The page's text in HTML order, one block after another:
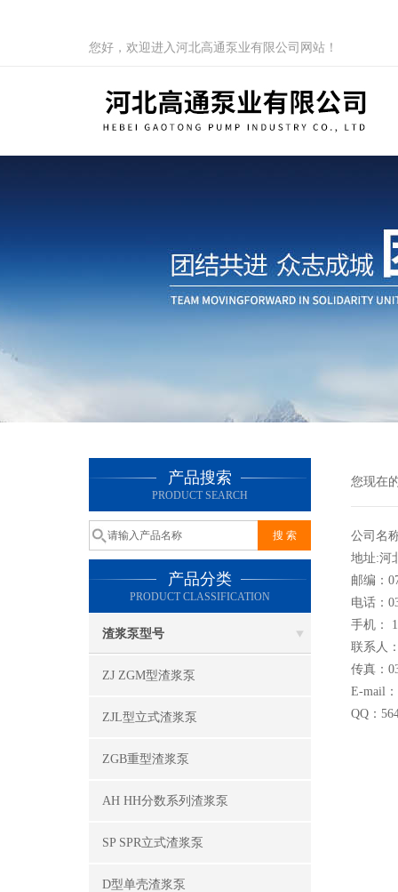
您好，欢迎进入河北高通泵业有限公司网站！
产品搜索
PRODUCT SEARCH
产品分类
PRODUCT CLASSIFICATION
渣浆泵型号
ZJ ZGM型渣浆泵
ZJL型立式渣浆泵
ZGB重型渣浆泵
AH HH分数系列渣浆泵
SP SPR立式渣浆泵
D型单壳渣浆泵
您现在
公司名
地址:河
邮编：
电话：
手机：
联系人
传真：
E-mail
QQ：